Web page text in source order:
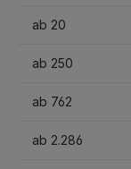
ab 20
ab 250
ab 762
ab 2.286